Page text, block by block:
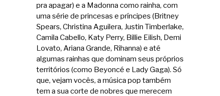
pra apagar) e a Madonna como rainha, com
uma série de princesas e príncipes (Britney
Spears, Christina Aguilera, Justin Timberlake,
Camila Cabello, Katy Perry, Billie Eilish, Demi
Lovato, Ariana Grande, Rihanna) e até
algumas rainhas que dominam seus próprios
territórios (como Beyoncé e Lady Gaga). Só
que, vejam vocês, a música pop também
tem a sua corte de nobres que merecem